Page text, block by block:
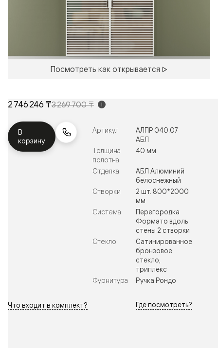
Посмотреть как открывается
2 746 246 ₸3 269 700 ₸ i
В
корзину
Артикул
АЛПР 040.07
АБЛ
Толщина
полотна
40 мм
Отделка
АБЛ Алюминий
белоснежный
Створки
2 шт. 800*2000
мм
Система
Перегородка
Формато вдоль
стены 2 створки
Стекло
Сатинированное
бронзовое
стекло,
триплекс
Фурнитура
Ручка Рондо
Что входит в комплект? Где посмотреть?